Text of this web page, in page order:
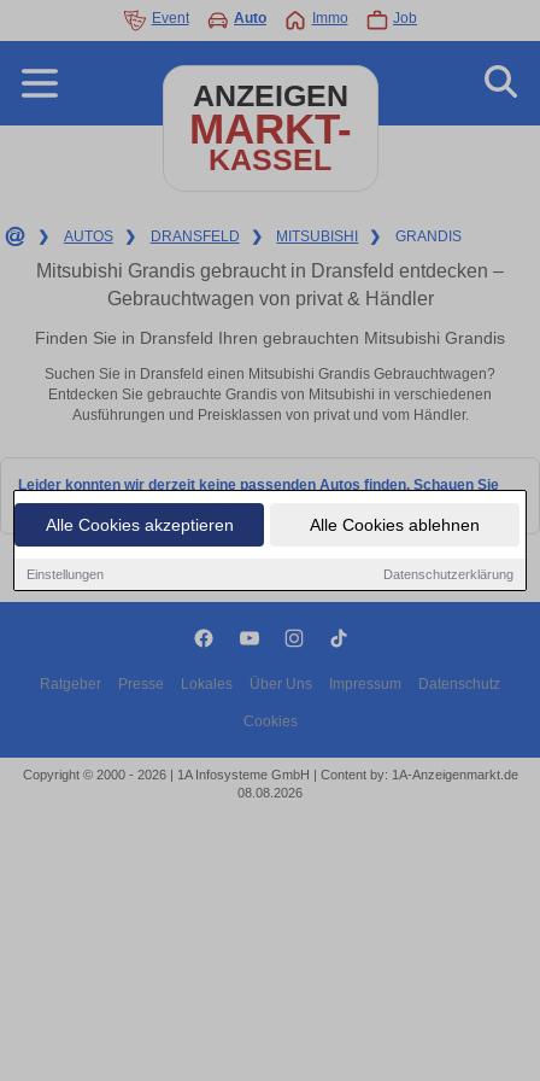
Alle Cookies akzeptieren Alle Cookies ablehnen
Einstellungen Datenschutzerklärung
Event Auto Immo Job
ANZEIGEN
MARKT-
KASSEL
❯ AUTOS ❯ DRANSFELD ❯ MITSUBISHI ❯ GRANDIS
Mitsubishi Grandis gebraucht in Dransfeld entdecken –
Gebrauchtwagen von privat & Händler
Finden Sie in Dransfeld Ihren gebrauchten Mitsubishi Grandis
Suchen Sie in Dransfeld einen Mitsubishi Grandis Gebrauchtwagen?
Entdecken Sie gebrauchte Grandis von Mitsubishi in verschiedenen
Ausführungen und Preisklassen von privat und vom Händler.
Leider konnten wir derzeit keine passenden Autos finden. Schauen Sie
bald wieder vorbei!
Ratgeber Presse Lokales Über Uns Impressum Datenschutz
Cookies
Copyright © 2000 - 2026 | 1A Infosysteme GmbH | Content by: 1A-Anzeigenmarkt.de
08.08.2026